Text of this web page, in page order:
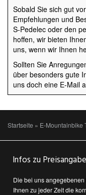
Sobald Sie sich gut
Empfehlungen und
S-Pedelec oder den
hoffen, wir bieten
uns, wenn wir Ihnen
Sollten Sie
über besonders gute
uns doch eine E-Mail
Startseite » E-Mountainbike
Infos zu
Die bei uns
Ihnen zu jeder Zeit die